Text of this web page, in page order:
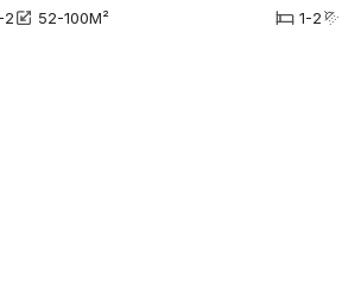
antes a la fecha de entrega
2 52-100M² 1-2